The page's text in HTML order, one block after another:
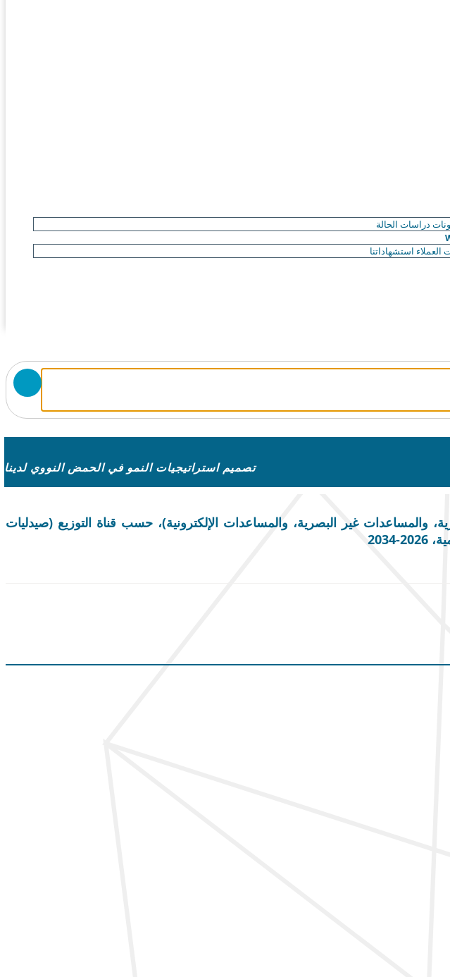
دراسات الحالة
العملاء استشهاداتنا
تصميم استراتيجيات النمو في الحمض النووي لدينا
غير البصرية، والمساعدات الإلكترونية)، حسب قناة التوزيع (صيدليات